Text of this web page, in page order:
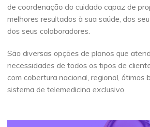
de coordenação do cuidado capaz de
melhores resultados à sua saúde, dos
dos seus colaboradores.
São diversas opções de planos que
necessidades de todos os tipos de
com cobertura nacional, regional, ótimos
sistema de telemedicina exclusivo.